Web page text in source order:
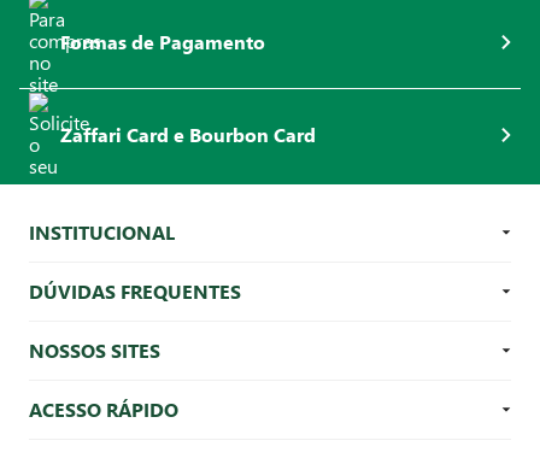
Formas de Pagamento
Zaffari Card e Bourbon Card
INSTITUCIONAL
DÚVIDAS FREQUENTES
NOSSOS SITES
ACESSO RÁPIDO